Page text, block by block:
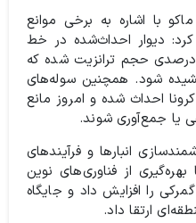
با اشاره به برخی موانع
دیوار احداث‌شده در خط
مرزی موجب کاهش حدود ۳۰ درصدی حجم ترانزیت شده که
شود. همچنین سوله‌های
احداث شده و امروز مانع
یا جمع‌آوری شوند.
انبارها و فرآیندهای
از فناوری‌های نوین
را افزایش داد و جایگاه
ارتقا داد.